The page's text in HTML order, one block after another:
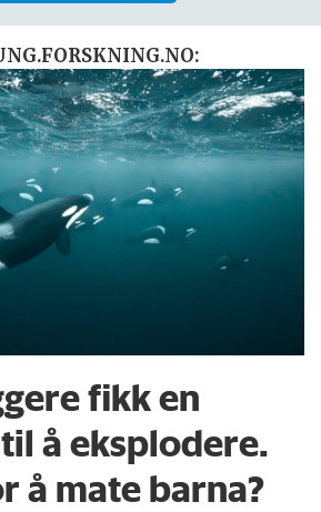
fikk en
å eksplodere.
å mate barna?